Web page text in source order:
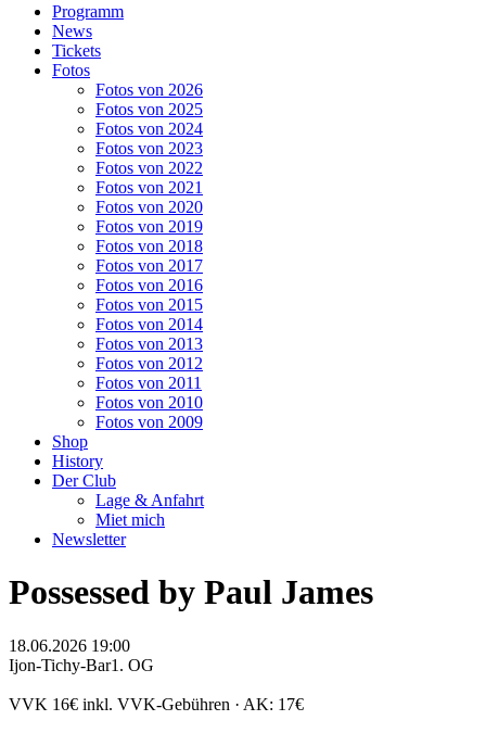
Programm
News
Tickets
Fotos
Fotos von 2026
Fotos von 2025
Fotos von 2024
Fotos von 2023
Fotos von 2022
Fotos von 2021
Fotos von 2020
Fotos von 2019
Fotos von 2018
Fotos von 2017
Fotos von 2016
Fotos von 2015
Fotos von 2014
Fotos von 2013
Fotos von 2012
Fotos von 2011
Fotos von 2010
Fotos von 2009
Shop
History
Der Club
Lage & Anfahrt
Miet mich
Newsletter
Possessed by Paul James
18.06.2026 19:00
Ijon-Tichy-Bar1. OG
VVK 16€ inkl. VVK-Gebühren · AK: 17€